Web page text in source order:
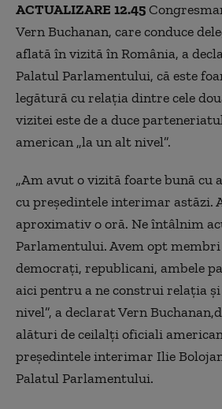
ACTUALIZARE 12.45
Vern Buchanan, care conduce
aflată în vizită în România, a
Palatul Parlamentului, că este
legătură cu relația dintre cele
vizitei este de a duce
american „la un alt nivel”.
„Am avut o vizită foarte bună cu
cu preşedintele interimar astăzi.
aproximativ o oră. Ne întâlnim
Parlamentului. Avem opt
democraţi, republicani, ambele
aici pentru a ne construi relaţia
nivel”, a declarat Vern
alături de ceilalți oficiali
președintele interimar Ilie
Palatul Parlamentului.